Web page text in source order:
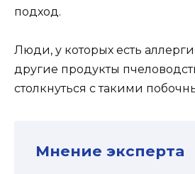
подход.
Люди, у которых есть
другие продукты
столкнуться с такими
Мнение эксперта